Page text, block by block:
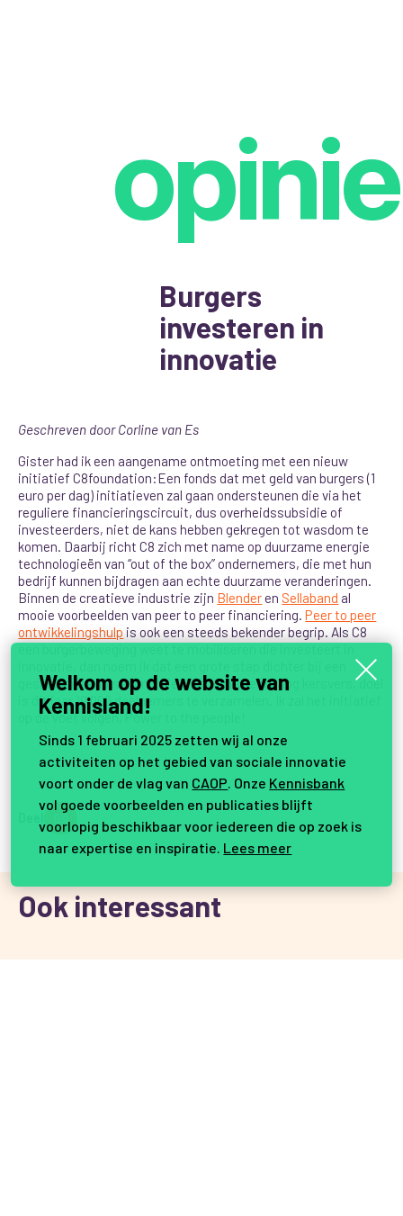
opinie
Burgers
investeren in
innovatie
Geschreven door Corline van Es
Gister had ik een aangename ontmoeting met een nieuw
initiatief C8foundation:Een fonds dat met geld van burgers (1
euro per dag) initiatieven zal gaan ondersteunen die via het
reguliere financieringscircuit, dus overheidssubsidie of
investeerders, niet de kans hebben gekregen tot wasdom te
komen. Daarbij richt C8 zich met name op duurzame energie
technologieën van “out of the box” ondernemers, die met hun
bedrijf kunnen bijdragen aan echte duurzame veranderingen.
Binnen de creatieve industrie zijn Blenderen Sellaband al
mooie voorbeelden van peer to peer financiering.Peer to peer
ontwikkelingshulp is ook een steeds bekender begrip. Als C8
geslaagde kenniseconomie! Het initiatief is nog kersvers, doel
is dit jaar 10.000 deelnemers te verzamelen. Ik zal het initiatief
op de voet volgen, Power to the people!
Ook interessant
Welkom op de website van
Kennisland!
Sinds 1 februari 2025 zetten wij al onze
activiteiten op het gebied van sociale innovatie
voort onder de vlag van CAOP . Onze Kennisbank
vol goede voorbeelden en publicaties blijft
voorlopig beschikbaar voor iedereen die op zoek is
naar expertise en inspiratie. Lees meer